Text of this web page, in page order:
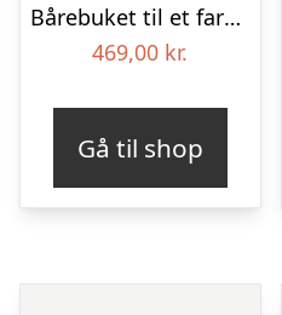
Bårebuket til et farverigt minde med bånd
469,00 kr.
Gå til shop